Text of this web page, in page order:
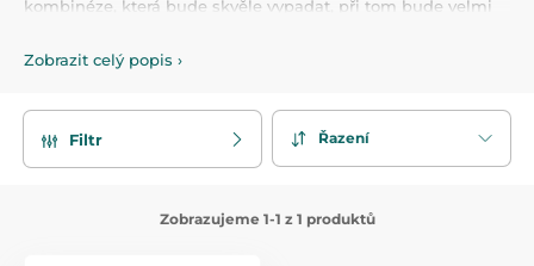
kombinéze, která bude skvěle vypadat, při tom bude velmi
kombinézy pro kojence se zábavnými prvky, jako jsou ouška
či pohádkové obrázky. Samozřejmou součástí tohoto
hlavičku.
Zobrazit celý popis ›
Filtr Řazení
Zobrazujeme 1-1 z 1 produktů